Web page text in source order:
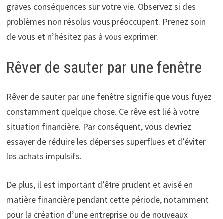
graves conséquences sur votre vie. Observez si des
problèmes non résolus vous préoccupent. Prenez soin
de vous et n’hésitez pas à vous exprimer.
Rêver de sauter par une fenêtre
Rêver de sauter par une fenêtre signifie que vous fuyez
constamment quelque chose. Ce rêve est lié à votre
situation financière. Par conséquent, vous devriez
essayer de réduire les dépenses superflues et d’éviter
les achats impulsifs.
De plus, il est important d’être prudent et avisé en
matière financière pendant cette période, notamment
pour la création d’une entreprise ou de nouveaux